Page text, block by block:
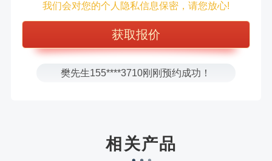
我们会对您的个人隐私信息保密，请您放心!
方先生150****5692刚刚预约成功！
樊先生155****3710刚刚预约成功！
宋先生136****0355刚刚预约成功！
相关产品